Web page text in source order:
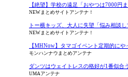
【絶望】学校の遠足「おやつは7000円ま
NEWまとめサイトアンテナ！
トー横キッズ、大人に失望「悩み相談
NEWまとめサイトアンテナ！
【MHNow】タマゴイベント定期的に
モンハンナウまとめアンテナ
ダンツはウェイトレスの格好が1番似合
UMAアンテナ